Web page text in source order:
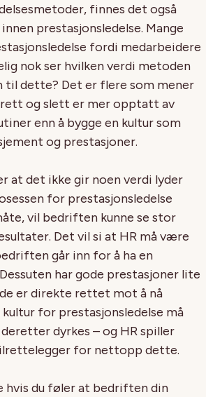
finnes det også
prestasjonsledelse. Mange
fordi medarbeidere
nok ser hvilken verdi metoden
til dette? Det er flere som mener
og slett er mer opptatt av
enn å bygge en kultur som
og prestasjoner.
at det ikke gir noen verdi lyder
for prestasjonsledelse
vil bedriften kunne se stor
Det vil si at HR må være
går inn for å ha en
har gode prestasjoner lite
er direkte rettet mot å nå
for prestasjonsledelse må
dyrkes – og HR spiller
for nettopp dette.
hvis du føler at bedriften din